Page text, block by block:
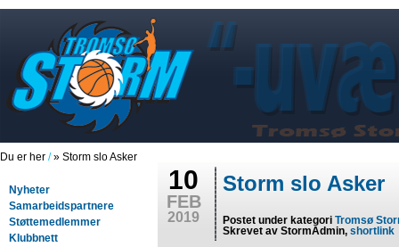
Du er her /» Storm slo Asker
Nyheter
Samarbeidspartnere
Støttemedlemmer
Klubbnett
10
FEB
2019
Storm slo Asker
Postet under kategoriTromsø
Skrevet av StormAdmin,shortlink